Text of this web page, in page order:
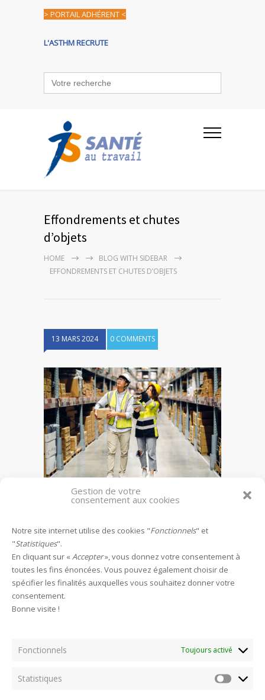
Gestion de votre
consentement aux cookies
Notre site internet utilise des cookies "Fonctionnels" et
"Statistiques".
En cliquant sur « Accepter», vous donnez votre consentement à
toutes les fins énoncées. Vous pouvez également choisir de
spécifier les finalités auxquelles vous souhaitez donner votre
consentement.
Bonne visite !
Fonctionnels Toujours activé
Statistiques
> PORTAIL ADHÉRENT <
L'ASTHM RECRUTE
Search
for:
Effondrements et chutes
d’objets
HOME
BLOG WITH SIDEBAR
EFFONDREMENTS ET CHUTES D’OBJETS
13 MARS 2024 0 COMMENTS
Effondrements et chutes d’objets
Leave a reply
HAMECONS
Categories
AUCUNE CATÉGORIE